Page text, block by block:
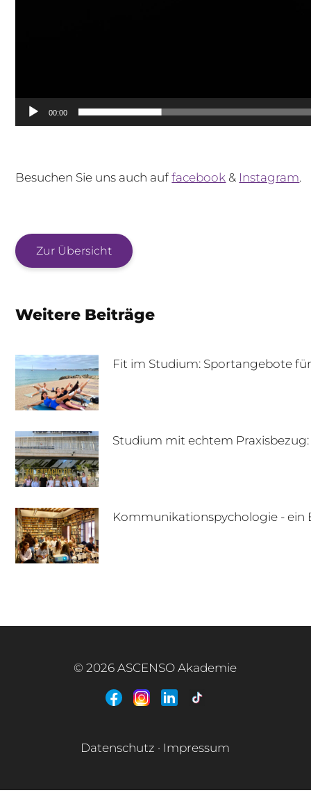
00:00
Besuchen Sie uns auch auffacebook & Instagram.
Zur Übersicht
Weitere Beiträge
Fit im Studium: Sportangebote
Studium mit echtem
Kommunikationspychologie -
© 2026 ASCENSO Akademie
Datenschutz · Impressum